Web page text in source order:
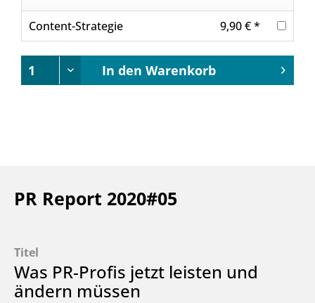
Content-Strategie 9,90 € *
In den Warenkorb
PR Report 2020#05
Titel
Was PR-Profis jetzt leisten und
ändern müssen